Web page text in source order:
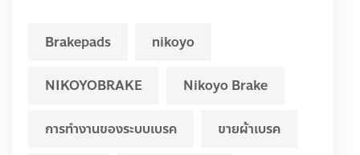
Brakepads nikoyo
NIKOYOBRAKE Nikoyo Brake
การทำงานของระบบเบรค ขายผ้าเบรค